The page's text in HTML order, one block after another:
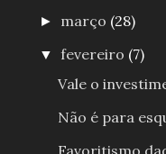
► março (28)
▼fevereiro (7)
Vale o
Não é para